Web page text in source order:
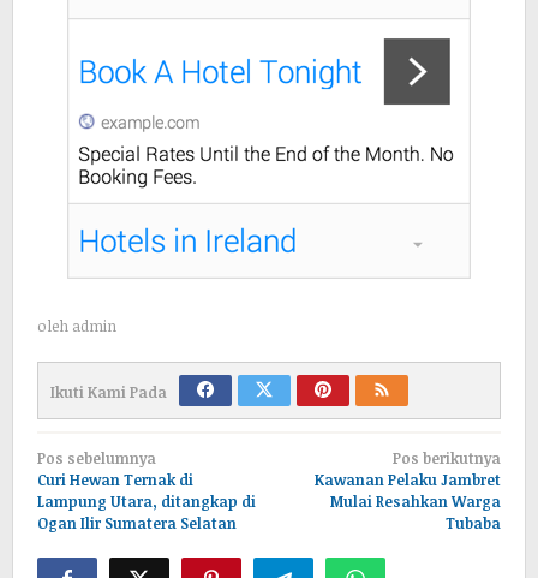
oleh admin
Ikuti Kami Pada
Navigasi
pos
Pos sebelumnya
Curi Hewan Ternak di
Lampung Utara, ditangkap di
Ogan Ilir Sumatera Selatan
Pos berikutnya
Kawanan Pelaku Jambret
Mulai Resahkan Warga
Tubaba